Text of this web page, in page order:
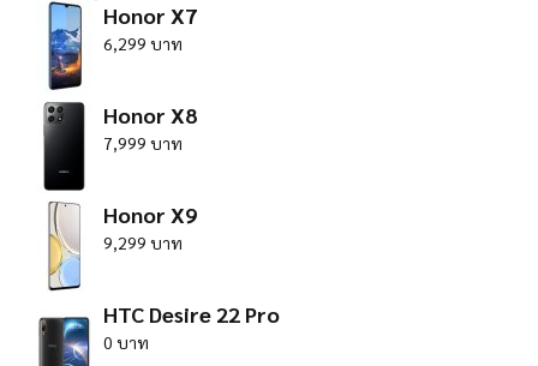
Honor X7
6,299 บาท
Honor X8
7,999 บาท
Honor X9
9,299 บาท
HTC Desire 22 Pro
0 บาท